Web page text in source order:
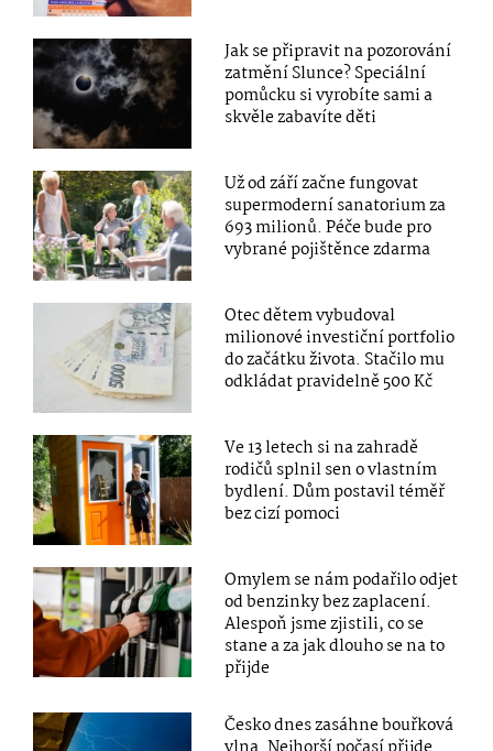
Jak se připravit na pozorování
zatmění Slunce? Speciální
pomůcku si vyrobíte sami a
skvěle zabavíte děti
Už od září začne fungovat
supermoderní sanatorium za
693 milionů. Péče bude pro
vybrané pojištěnce zdarma
Otec dětem vybudoval
milionové investiční portfolio
do začátku života. Stačilo mu
odkládat pravidelně 500 Kč
Ve 13 letech si na zahradě
rodičů splnil sen o vlastním
bydlení. Dům postavil téměř
bez cizí pomoci
Omylem se nám podařilo odjet
od benzinky bez zaplacení.
Alespoň jsme zjistili, co se
stane a za jak dlouho se na to
přijde
Česko dnes zasáhne bouřková